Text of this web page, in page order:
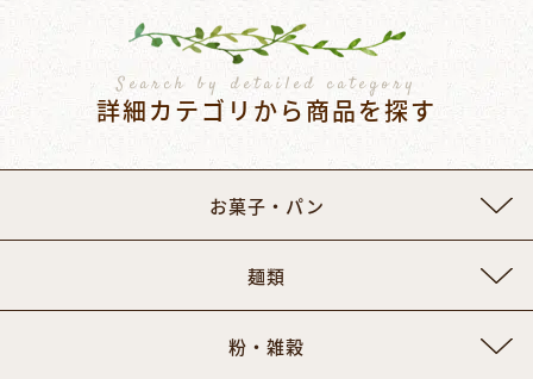
Search by detailed category
詳細カテゴリから商品を探す
お菓子・パン
麺類
粉・雑穀